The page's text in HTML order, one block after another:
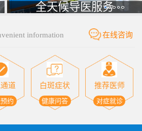
全天候导医服务
information 在线咨询
道
约
白斑症状
健康问答
推荐医师
对症就诊